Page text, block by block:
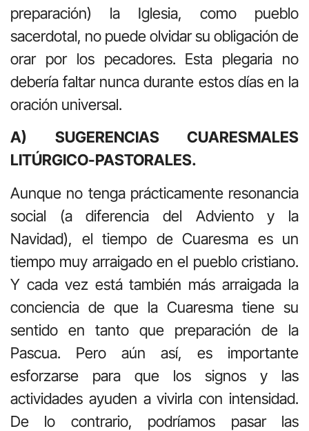
preparación) la Iglesia, como pueblo
sacerdotal, no puede olvidar su obligación de
orar por los pecadores. Esta plegaria no
debería faltar nunca durante estos días en la
oración universal.
A) SUGERENCIAS CUARESMALES
LITÚRGICO-PASTORALES.
Aunque no tenga prácticamente resonancia
social (a diferencia del Adviento y la
Navidad), el tiempo de Cuaresma es un
tiempo muy arraigado en el pueblo cristiano.
Y cada vez está también más arraigada la
conciencia de que la Cuaresma tiene su
sentido en tanto que preparación de la
Pascua. Pero aún así, es importante
esforzarse para que los signos y las
actividades ayuden a vivirla con intensidad.
De lo contrario, podríamos pasar las